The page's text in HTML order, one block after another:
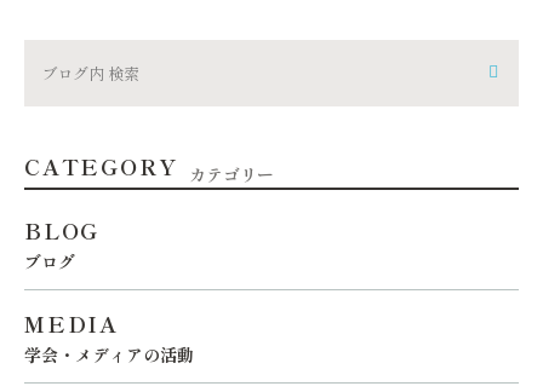
CATEGORY カテゴリー
BLOG
ブログ
MEDIA
学会・メディアの活動